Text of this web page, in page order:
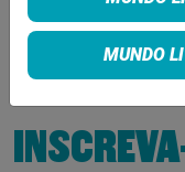
MUNDO